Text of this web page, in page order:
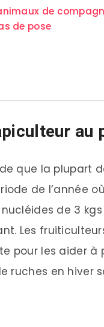
de
de pose
au
que la plupart
de l’année
de 3
Les
pour les aider à
ruches en hiver